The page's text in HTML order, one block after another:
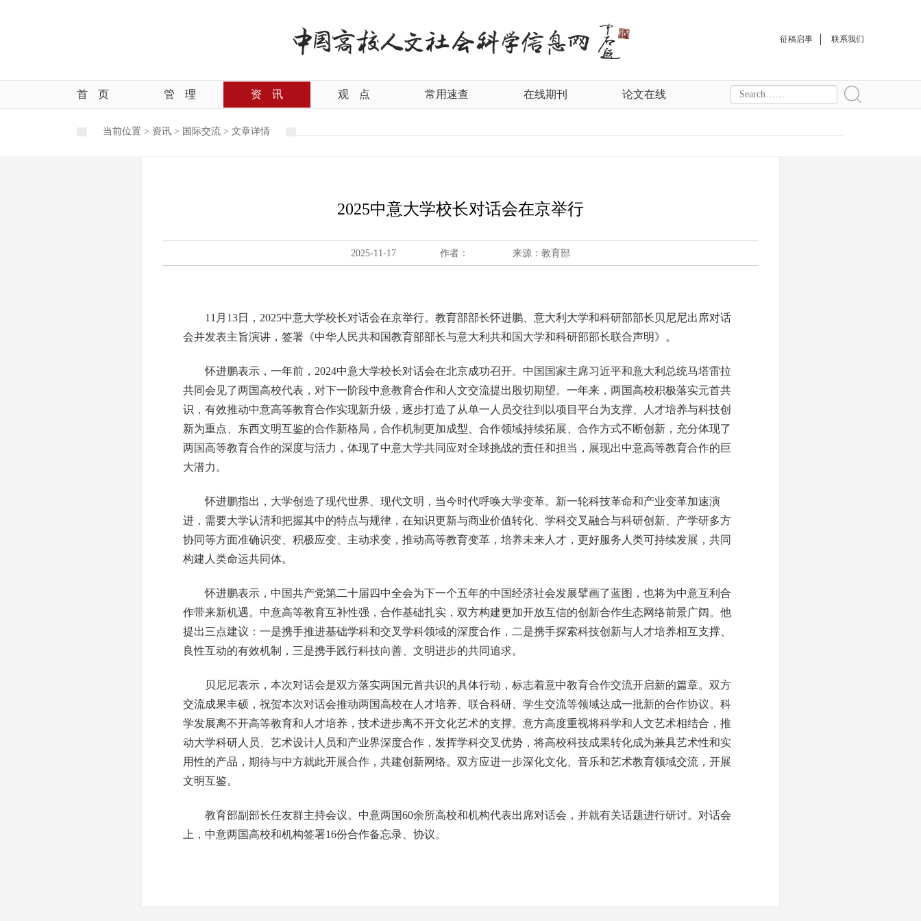
征稿启事 联系我们
首 页 管 理 资 讯 观 点 常用速查 在线期刊 论文在线
当前位置 > 资讯 > 国际交流 > 文章详情
2025中意大学校长对话会在京举行
2025-11-17 作者： 来源：教育部
11月13日，2025中意大学校长对话会在京举行。教育部部长怀进鹏、意大利大学和科研部部长贝尼尼出席对话
会并发表主旨演讲，签署《中华人民共和国教育部部长与意大利共和国大学和科研部部长联合声明》。
怀进鹏表示，一年前，2024中意大学校长对话会在北京成功召开。中国国家主席习近平和意大利总统马塔雷拉
共同会见了两国高校代表，对下一阶段中意教育合作和人文交流提出殷切期望。一年来，两国高校积极落实元首共
识，有效推动中意高等教育合作实现新升级，逐步打造了从单一人员交往到以项目平台为支撑、人才培养与科技创
新为重点、东西文明互鉴的合作新格局，合作机制更加成型、合作领域持续拓展、合作方式不断创新，充分体现了
两国高等教育合作的深度与活力，体现了中意大学共同应对全球挑战的责任和担当，展现出中意高等教育合作的巨
大潜力。
怀进鹏指出，大学创造了现代世界、现代文明，当今时代呼唤大学变革。新一轮科技革命和产业变革加速演
进，需要大学认清和把握其中的特点与规律，在知识更新与商业价值转化、学科交叉融合与科研创新、产学研多方
协同等方面准确识变、积极应变、主动求变，推动高等教育变革，培养未来人才，更好服务人类可持续发展，共同
构建人类命运共同体。
怀进鹏表示，中国共产党第二十届四中全会为下一个五年的中国经济社会发展擘画了蓝图，也将为中意互利合
作带来新机遇。中意高等教育互补性强，合作基础扎实，双方构建更加开放互信的创新合作生态网络前景广阔。他
提出三点建议：一是携手推进基础学科和交叉学科领域的深度合作，二是携手探索科技创新与人才培养相互支撑、
良性互动的有效机制，三是携手践行科技向善、文明进步的共同追求。
贝尼尼表示，本次对话会是双方落实两国元首共识的具体行动，标志着意中教育合作交流开启新的篇章。双方
交流成果丰硕，祝贺本次对话会推动两国高校在人才培养、联合科研、学生交流等领域达成一批新的合作协议。科
学发展离不开高等教育和人才培养，技术进步离不开文化艺术的支撑。意方高度重视将科学和人文艺术相结合，推
动大学科研人员、艺术设计人员和产业界深度合作，发挥学科交叉优势，将高校科技成果转化成为兼具艺术性和实
用性的产品，期待与中方就此开展合作，共建创新网络。双方应进一步深化文化、音乐和艺术教育领域交流，开展
文明互鉴。
教育部副部长任友群主持会议。中意两国60余所高校和机构代表出席对话会，并就有关话题进行研讨。对话会
上，中意两国高校和机构签署16份合作备忘录、协议。